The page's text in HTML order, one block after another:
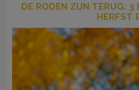
DE RODEN ZIJN TERUG: 3
HERFST